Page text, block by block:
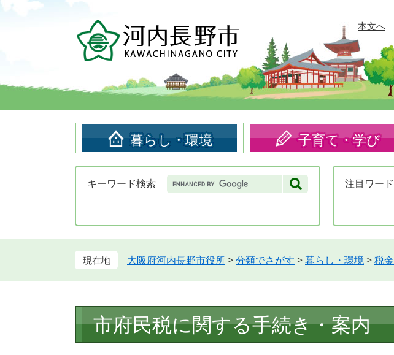
頭
す。
飛
し
本文へ
暮らし・環境 子育て・学び
キーワード検索 Google
カ
検
注目 ワード
大阪府河内長野市役所>分類でさがす >暮らし・環境>税金
文
市府民税に関する手続き・案内